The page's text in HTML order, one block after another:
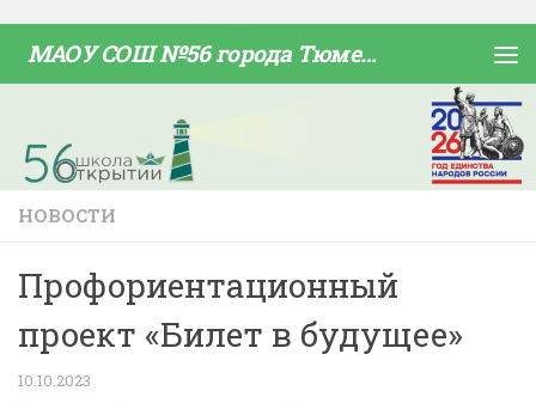
МАОУ СОШ №56 города Тюмени
НОВОСТИ
Профориентационный
проект «Билет в будущее»
10.10.2023